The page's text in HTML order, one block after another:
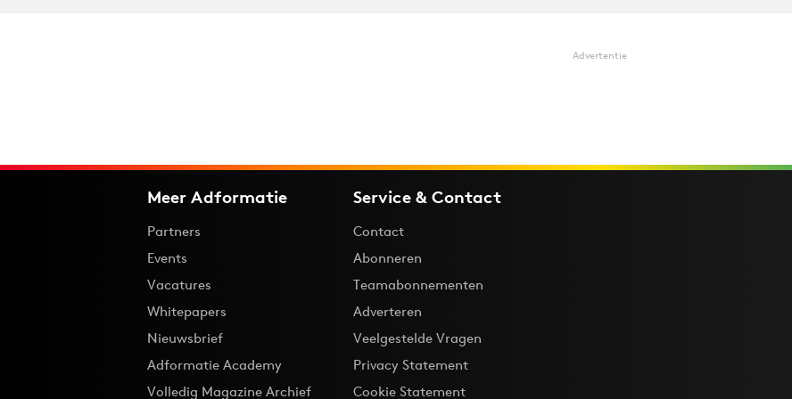
Advertentie
Meer Adformatie
Partners
Events
Vacatures
Whitepapers
Nieuwsbrief
Adformatie Academy
Volledig Magazine Archief
Service & Contact
Contact
Abonneren
Teamabonnementen
Adverteren
Veelgestelde Vragen
Privacy Statement
Cookie Statement